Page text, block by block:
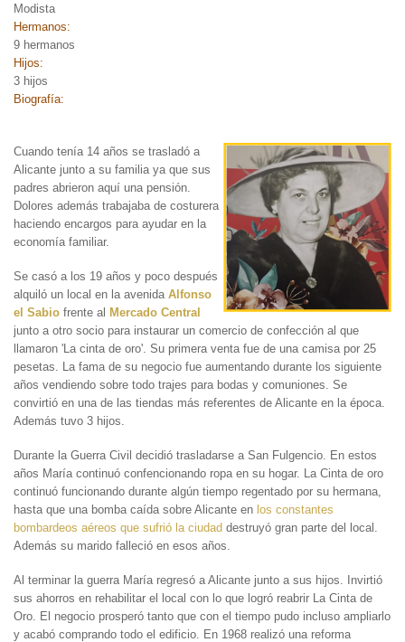
Modista
Hermanos:
9 hermanos
Hijos:
3 hijos
Biografía:
Cuando tenía 14 años se trasladó a
Alicante junto a su familia ya que sus
padres abrieron aquí una pensión.
Dolores además trabajaba de costurera
haciendo encargos para ayudar en la
economía familiar.
Se casó a los 19 años y poco después
alquiló un local en la avenida Alfonso
el Sabio frente al Mercado Central
junto a otro socio para instaurar un comercio de confección al que
llamaron 'La cinta de oro'. Su primera venta fue de una camisa por 25
pesetas. La fama de su negocio fue aumentando durante los siguiente
años vendiendo sobre todo trajes para bodas y comuniones. Se
convirtió en una de las tiendas más referentes de Alicante en la época.
Además tuvo 3 hijos.
Durante la Guerra Civil decidió trasladarse a San Fulgencio. En estos
años María continuó confencionando ropa en su hogar. La Cinta de oro
continuó funcionando durante algún tiempo regentado por su hermana,
hasta que una bomba caída sobre Alicante en los constantes
bombardeos aéreos que sufrió la ciudad destruyó gran parte del local.
Además su marido falleció en esos años.
Al terminar la guerra María regresó a Alicante junto a sus hijos. Invirtió
sus ahorros en rehabilitar el local con lo que logró reabrir La Cinta de
Oro. El negocio prosperó tanto que con el tiempo pudo incluso ampliarlo
y acabó comprando todo el edificio. En 1968 realizó una reforma